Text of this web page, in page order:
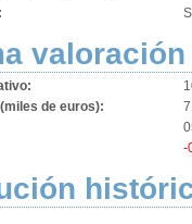
valoración
de euros):
-